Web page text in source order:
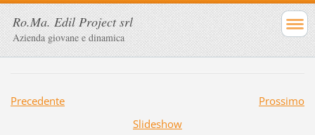
Ro.Ma. Edil Project srl
Azienda giovane e dinamica
Precedente
Prossimo
Slideshow